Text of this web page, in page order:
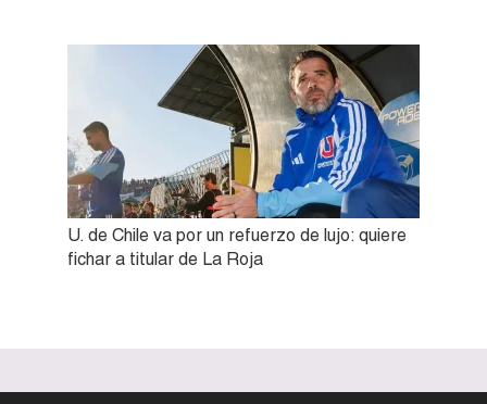
U. de Chile va por un refuerzo de lujo: quiere
fichar a titular de La Roja